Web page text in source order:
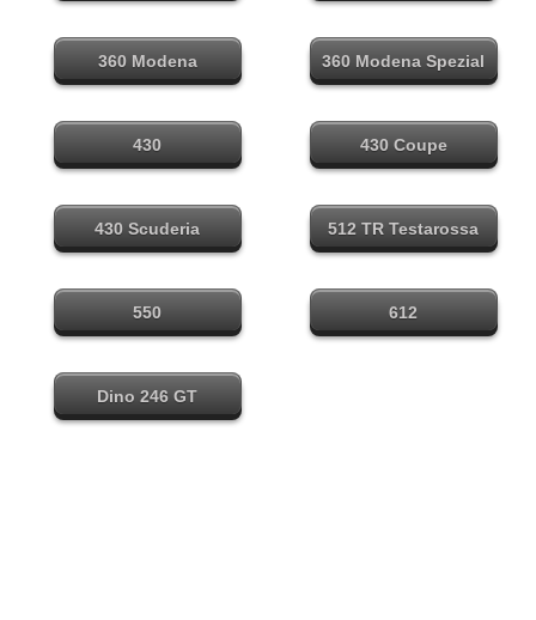
360 Modena 360 Modena Spezial
430 430 Coupe
430 Scuderia 512 TR Testarossa
550 612
Dino 246 GT